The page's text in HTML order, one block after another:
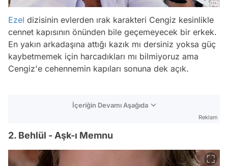
Ezel dizisinin evlerden ırak karakteri Cengiz kesinlikle
cennet kapısının önünden bile geçemeyecek bir erkek.
En yakın arkadaşına attığı kazık mı dersiniz yoksa güç
kaybetmemek için harcadıkları mı bilmiyoruz ama
Cengiz'e cehennemin kapıları sonuna dek açık.
İçeriğin Devamı Aşağıda
Reklam
2. Behlül - Aşk-ı Memnu